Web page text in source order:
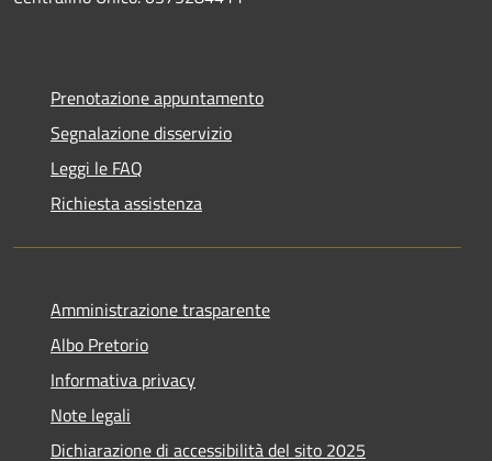
Prenotazione appuntamento
Segnalazione disservizio
Leggi le FAQ
Richiesta assistenza
Amministrazione trasparente
Albo Pretorio
Informativa privacy
Note legali
Dichiarazione di accessibilità del sito 2025